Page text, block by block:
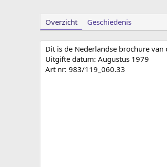
Overzicht Geschiedenis
Dit is de Nederlandse brochure van
Uitgifte datum: Augustus 1979
Art nr: 983/119_060.33